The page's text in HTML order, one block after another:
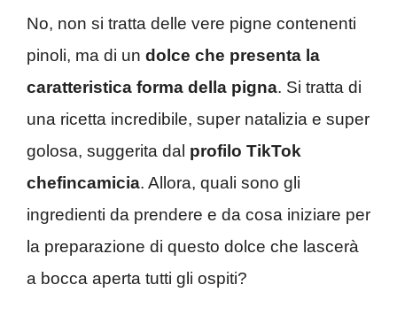
No, non si tratta delle vere pigne contenenti
pinoli, ma di un dolce che presenta la
caratteristica forma della pigna. Si tratta di
una ricetta incredibile, super natalizia e super
golosa, suggerita dal profilo TikTok
chefincamicia. Allora, quali sono gli
ingredienti da prendere e da cosa iniziare per
la preparazione di questo dolce che lascerà
a bocca aperta tutti gli ospiti?